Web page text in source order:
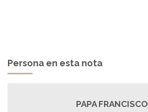
Persona en esta nota
PAPA FRANCISCO